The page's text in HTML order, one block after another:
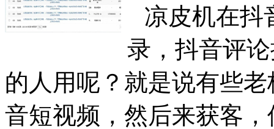
凉皮机在抖
录，抖音评
的人用呢？就是说有些
音短视频，然后来获客